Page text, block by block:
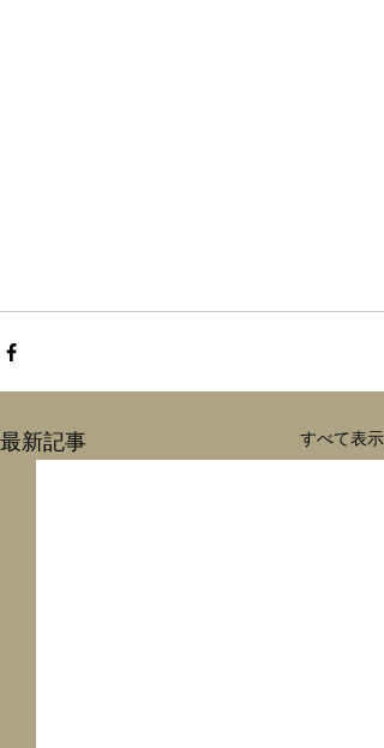
最新記事 すべて表示